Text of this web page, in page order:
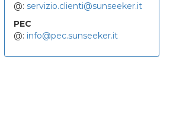
@: servizio.clienti@sunseeker.it
PEC
@: info@pec.sunseeker.it